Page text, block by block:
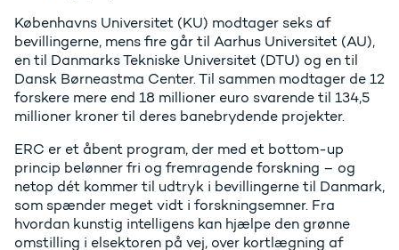
Københavns Universitet (KU) modtager seks af
bevillingerne, mens fire går til Aarhus Universitet (AU),
en til Danmarks Tekniske Universitet (DTU) og en til
Dansk Børneastma Center. Til sammen modtager de 12
forskere mere end 18 millioner euro svarende til 134,5
millioner kroner til deres banebrydende projekter.
ERC er et åbent program, der med et bottom-up
princip belønner fri og fremragende forskning – og
netop dét kommer til udtryk i bevillingerne til Danmark,
som spænder meget vidt i forskningsemner. Fra
hvordan kunstig intelligens kan hjælpe den grønne
omstilling i elsektoren på vej, over kortlægning af